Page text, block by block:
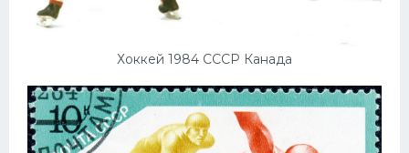
Хоккей 1984 СССР Канада